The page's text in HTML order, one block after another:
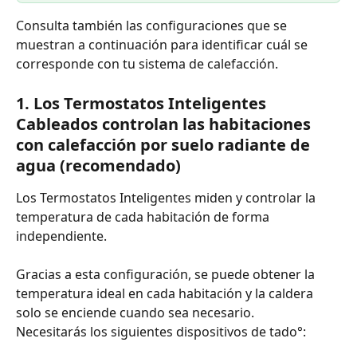
Consulta también las configuraciones que se
muestran a continuación para identificar cuál se
corresponde con tu sistema de calefacción.
1. Los Termostatos Inteligentes
Cableados controlan las habitaciones
con calefacción por suelo radiante de
agua (recomendado)
Los Termostatos Inteligentes miden y controlar la
temperatura de cada habitación de forma
independiente.
Gracias a esta configuración, se puede obtener la
temperatura ideal en cada habitación y la caldera
solo se enciende cuando sea necesario.
Necesitarás los siguientes dispositivos de tado°: